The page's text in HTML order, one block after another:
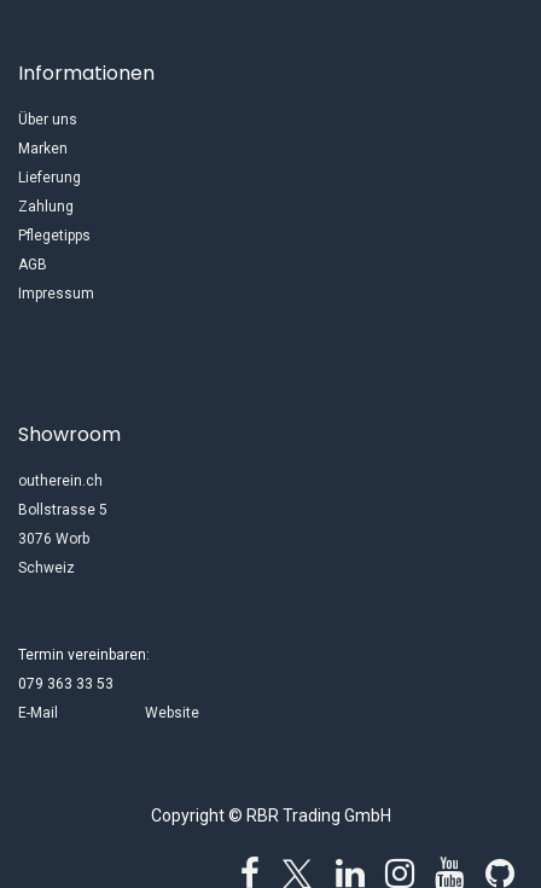
Informationen
Über uns
Marken
Lieferung
Zahlung
Pflegetipps
AGB
Impressum
Showroom
outherein.ch
Bollstrasse 5
3076 Worb
Schweiz
Termin vereinbaren:
079 363 33 53
E-Mail Website
Copyright © RBR Trading GmbH